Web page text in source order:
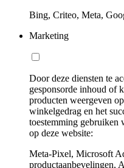
Bing, Criteo, Meta,
Marketing
Door deze diensten te
gesponsorde inhoud of
producten weergeven
winkelgedrag en het
toestemming gebruiken
op deze website:
Meta-Pixel, Microsoft
productaanbevelingen,